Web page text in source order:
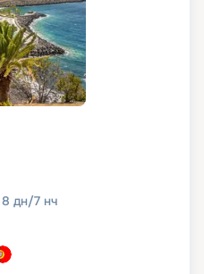
8 дн/7 нч